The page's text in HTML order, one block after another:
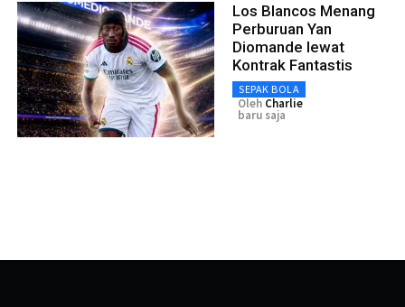
Los Blancos Menang
Perburuan Yan
Diomande lewat
Kontrak Fantastis
SEPAK BOLA
Oleh Charlie
baru saja